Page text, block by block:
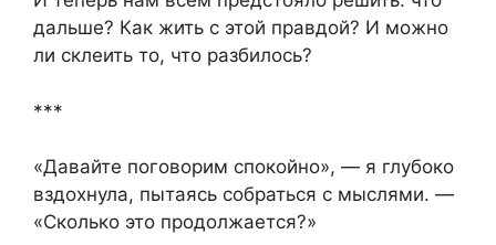
дальше? Как жить с этой правдой? И можно
ли склеить то, что разбилось?
***
«Давайте поговорим спокойно», — я глубоко
вздохнула, пытаясь собраться с мыслями. —
«Сколько это продолжается?»